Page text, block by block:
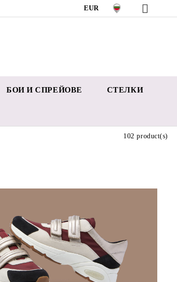
EUR
БОИ И СПРЕЙОВЕ СТЕЛКИ
102 product(s)